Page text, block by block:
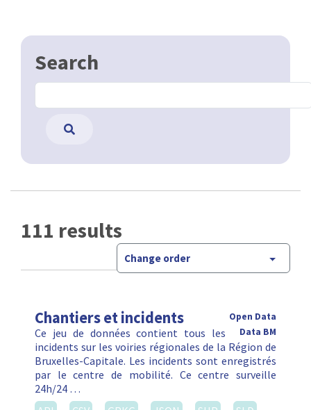
Search
111 results
Change order
Chantiers et incidents
Open Data
Data BM
Ce jeu de données contient tous les
incidents sur les voiries régionales de la Région de
Bruxelles-Capitale. Les incidents sont enregistrés
par le centre de mobilité. Ce centre surveille
24h/24 …